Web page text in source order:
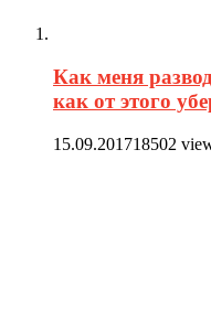
Как меня
как от этого
15.09.201718502